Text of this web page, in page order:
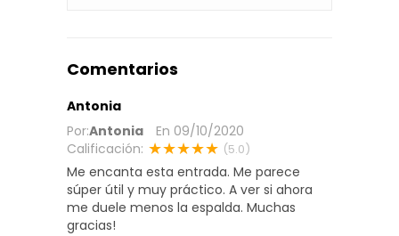
Comentarios
Antonia
Por:Antonia En 09/10/2020
Calificación: ★★★★★ (5.0)
Me encanta esta entrada. Me parece
súper útil y muy práctico. A ver si ahora
me duele menos la espalda. Muchas
gracias!